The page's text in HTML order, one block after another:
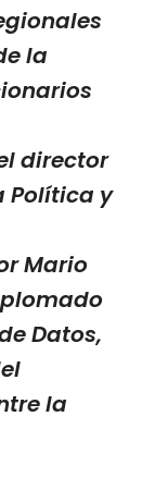
la
director
Política y
Mario
Datos,
la